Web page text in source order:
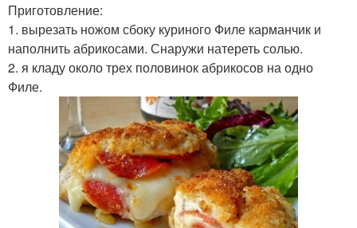
Приготовление:
1. вырезать ножом сбоку куриного Филе карманчик и
наполнить абрикосами. Снаружи натереть солью.
2. я кладу около трех половинок абрикосов на одно
Филе.